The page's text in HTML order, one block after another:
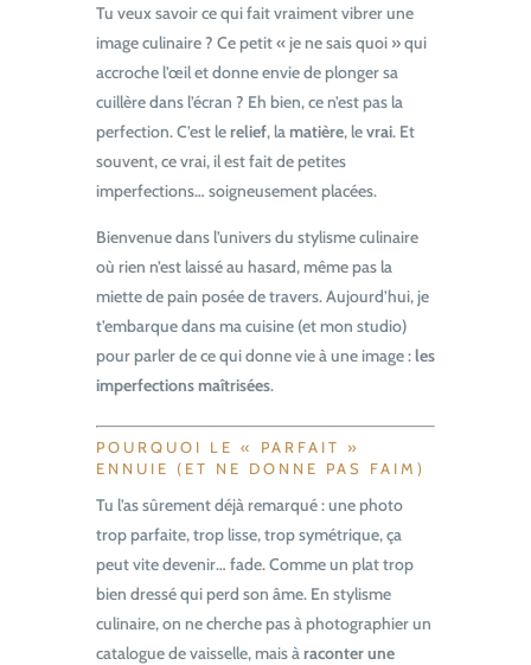
Tu veux savoir ce qui fait vraiment vibrer une
image culinaire ? Ce petit « je ne sais quoi » qui
accroche l’œil et donne envie de plonger sa
cuillère dans l’écran ? Eh bien, ce n’est pas la
perfection. C’est lerelief, lamatière, levrai. Et
souvent, ce vrai, il est fait de petites
imperfections… soigneusement placées.
Bienvenue dans l’univers du stylisme culinaire
où rien n’est laissé au hasard, même pas la
miette de pain posée de travers. Aujourd’hui, je
t’embarque dans ma cuisine (et mon studio)
pour parler de ce qui donne vie à une image :les
imperfections maîtrisées.
POURQUOI LE « PARFAIT »
ENNUIE (ET NE DONNE PAS FAIM)
Tu l’as sûrement déjà remarqué : une photo
trop parfaite, trop lisse, trop symétrique, ça
peut vite devenir… fade. Comme un plat trop
bien dressé qui perd son âme. En stylisme
culinaire, on ne cherche pas à photographier un
catalogue de vaisselle, mais àraconter une